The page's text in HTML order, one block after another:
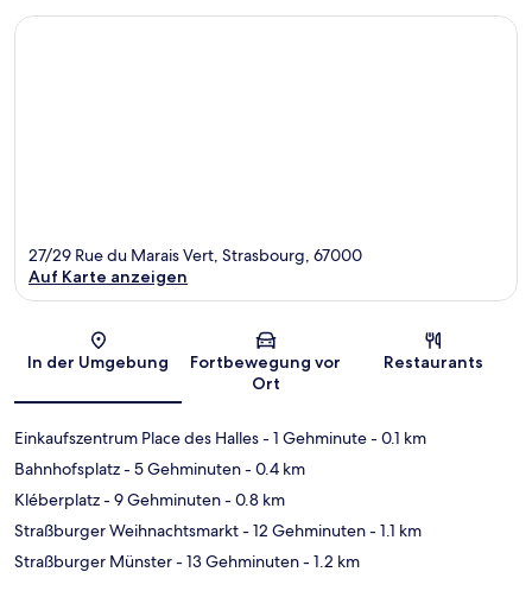
Karte
27/29 Rue du Marais Vert, Strasbourg, 67000
Auf Karte anzeigen
In der Umgebung
Fortbewegung vor
Ort
Restaurants
Einkaufszentrum Place des Halles- 1 Gehminute- 0.1 km
Bahnhofsplatz- 5 Gehminuten- 0.4 km
Kléberplatz- 9 Gehminuten- 0.8 km
Straßburger Weihnachtsmarkt- 12 Gehminuten- 1.1 km
Straßburger Münster- 13 Gehminuten- 1.2 km